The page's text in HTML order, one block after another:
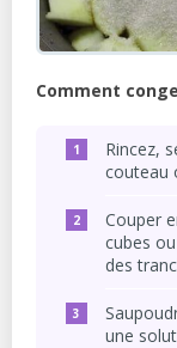
Comment
Rincez,
couteau
Couper
cubes
des
une